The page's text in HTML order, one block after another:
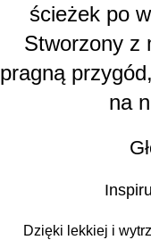
ścieżek po
Stworzony z
pragną
na
Dzięki lekkiej i